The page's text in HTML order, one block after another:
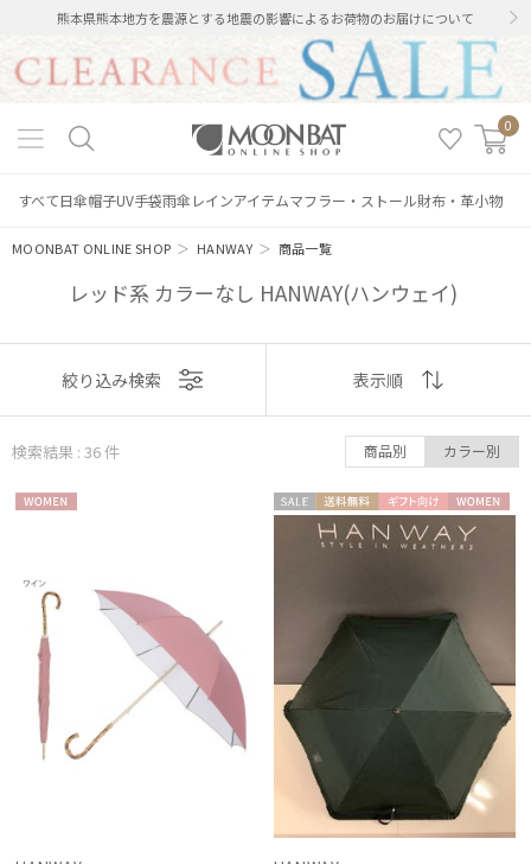
熊本県熊本地方を震源とする地震の影響によるお荷物のお届けについて
0
すべて日傘帽子UV手袋雨傘 レインアイテムマフラー・ストール財布・革小物
MOONBAT ONLINE SHOP ＞ HANWAY＞ 商品一覧
レッド系 カラーなし HANWAY(ハンウェイ)
表示
おすすめ
順
価格の低い
順
売上点数順
絞り込み検索 表示順
検索結果 : 36件 商品別 カラー別
セー 送料無
料
ギフト
向け
WOME
N